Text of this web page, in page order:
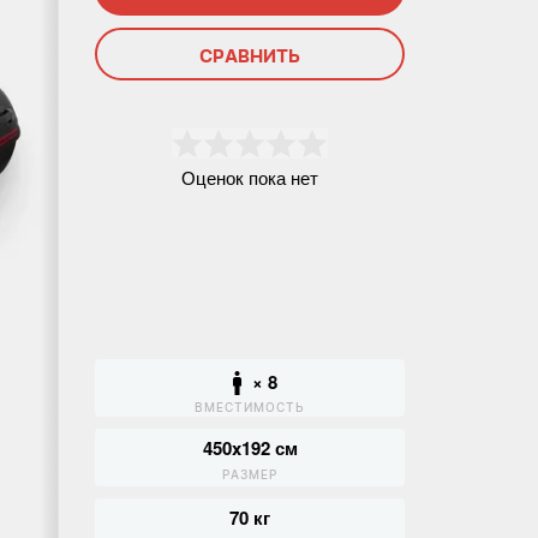
СРАВНИТЬ
Оценок пока нет
× 8
ВМЕСТИМОСТЬ
450x192 см
РАЗМЕР
70 кг